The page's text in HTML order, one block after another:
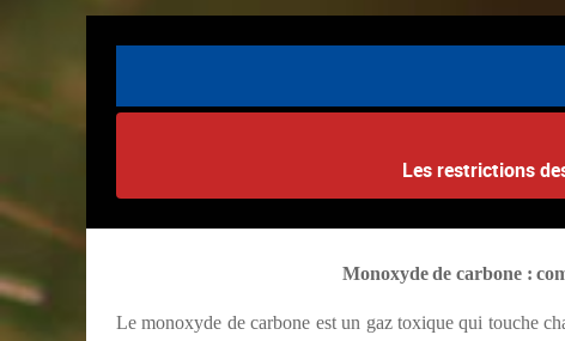
Les restrictions
Monoxyde de carbone :
Le monoxyde de carbone est un gaz toxique qui touche